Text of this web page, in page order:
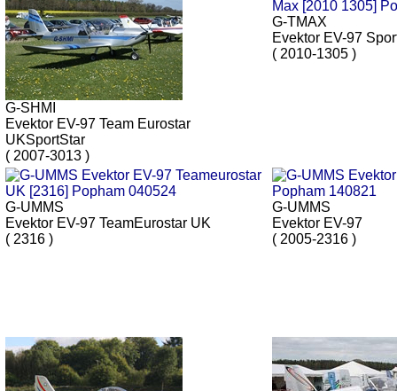
G-SHMI
Evektor EV-97 Team Eurostar
UKSportStar
( 2007-3013 )
G-TMAX
Evektor EV-97
( 2010-1305 )
G-UMMS
Evektor EV-97 TeamEurostar UK
( 2316 )
G-UMMS
Evektor EV-97
( 2005-2316 )